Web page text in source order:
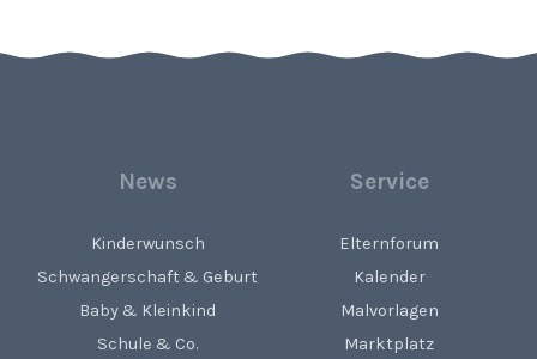
News
Kinderwunsch
Schwangerschaft & Geburt
Baby & Kleinkind
Schule & Co.
Service
Elternforum
Kalender
Malvorlagen
Marktplatz